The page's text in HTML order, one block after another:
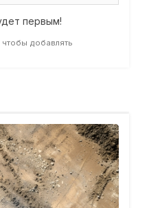
первым!
чтобы добавлять